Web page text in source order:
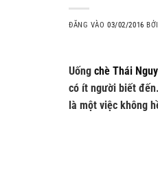
ĐĂNG VÀO03/02/2016 BỞI
Uống chè Thái
có ít người biết
là một việc không